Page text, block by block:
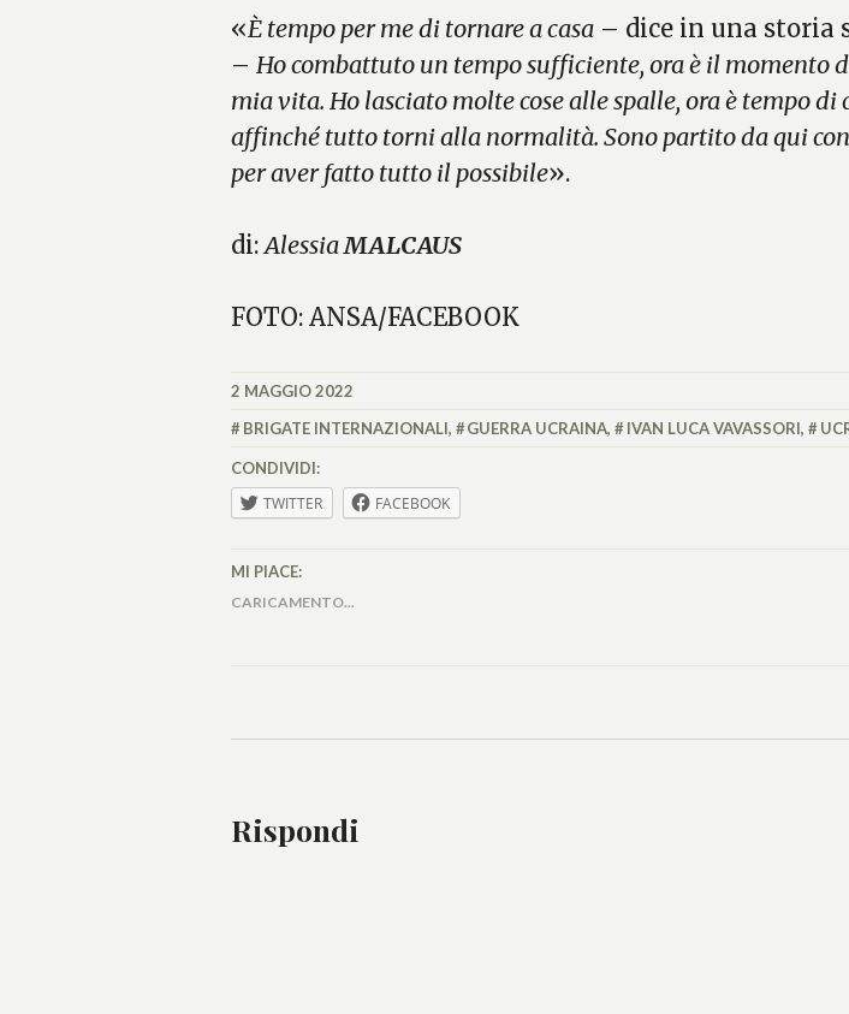
«È tempo per me di tornare a casa – dice in una storia
– Ho combattuto un tempo sufficiente, ora è il momento
mia vita. Ho lasciato molte cose alle spalle, ora è tempo di
affinché tutto torni alla normalità. Sono partito da qui
per aver fatto tutto il possibile».
di: Alessia MALCAUS
FOTO: ANSA/FACEBOOK
ALESSIA
2 MAGGIO 2022
BRIGATE INTERNAZIONALI, GUERRA UCRAINA, IVAN LUCA VAVASSORI,
CONDIVIDI:
TWITTER FACEBOOK
MI PIACE:
CARICAMENTO...
Rispondi